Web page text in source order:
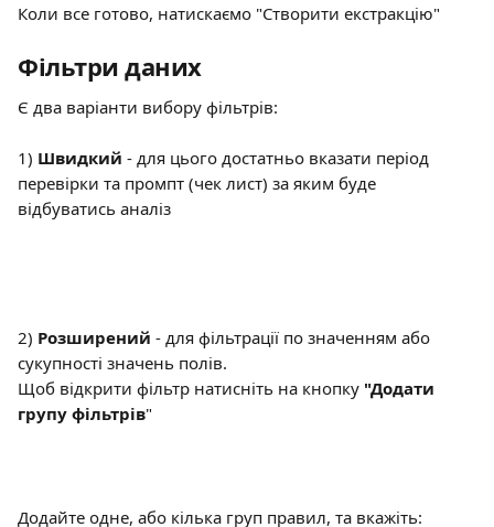
Коли все готово, натискаємо "Створити екстракцію"
Фільтри даних
Є два варіанти вибору фільтрів:
1) Швидкий - для цього достатньо вказати період
перевірки та промпт (чек лист) за яким буде
відбуватись аналіз
2) Розширений - для фільтрації по значенням або
сукупності значень полів.
Щоб відкрити фільтр натисніть на кнопку "Додати
групу фільтрів"
Додайте одне, або кілька груп правил, та вкажіть: